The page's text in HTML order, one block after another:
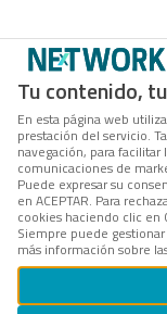
Tu contenido,
En esta página web
prestación del servicio.
navegación, para
comunicaciones de
Puede expresar su
en ACEPTAR. Para
cookies haciendo clic en
Siempre puede
más información sobre